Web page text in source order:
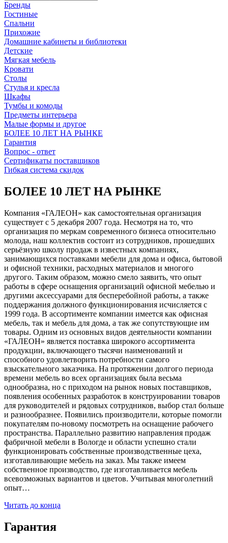
Бренды
Гостиные
Спальни
Прихожие
Домашние кабинеты и библиотеки
Детские
Мягкая мебель
Кровати
Столы
Стулья и кресла
Шкафы
Тумбы и комоды
Предметы интерьера
Малые формы и другое
БОЛЕЕ 10 ЛЕТ НА РЫНКЕ
Гарантия
Вопрос - ответ
Сертификаты поставщиков
Гибкая система скидок
БОЛЕЕ 10 ЛЕТ НА РЫНКЕ
Компания «ГАЛЕОН» как самостоятельная организация
существует с 5 декабря 2007 года. Несмотря на то, что
организация по меркам современного бизнеса относительно
молода, наш коллектив состоит из сотрудников, прошедших
серьёзную школу продаж в известных компаниях,
занимающихся поставками мебели для дома и офиса, бытовой
и офисной техники, расходных материалов и многого
другого. Таким образом, можно смело заявить, что опыт
работы в сфере оснащения организаций офисной мебелью и
другими аксессуарами для бесперебойной работы, а также
поддержания должного функционирования исчисляется с
1999 года. В ассортименте компании имеется как офисная
мебель, так и мебель для дома, а так же сопутствующие им
товары. Одним из основных видов деятельности компании
«ГАЛЕОН» является поставка широкого ассортимента
продукции, включающего тысячи наименований и
способного удовлетворить потребности самого
взыскательного заказчика. На протяжении долгого периода
времени мебель во всех организациях была весьма
однообразна, но с приходом на рынок новых поставщиков,
появления особенных разработок в конструировании товаров
для руководителей и рядовых сотрудников, выбор стал больше
и разнообразнее. Появились производители, которые помогли
покупателям по-новому посмотреть на оснащение рабочего
пространства. Параллельно развитию направления продаж
фабричной мебели в Вологде и области успешно стали
функционировать собственные производственные цеха,
изготавливающие мебель на заказ. Мы также имеем
собственное производство, где изготавливается мебель
всевозможных вариантов и цветов. Учитывая многолетний
опыт…
Читать до конца
Гарантия